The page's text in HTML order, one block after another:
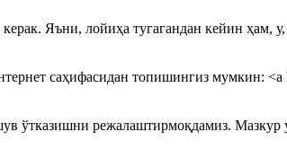
Яъни, лойиҳа тугагандан кейин ҳам,
саҳифасидан топишингиз мумкин: <a
ўтказишни режалаштирмоқдамиз. Мазкур